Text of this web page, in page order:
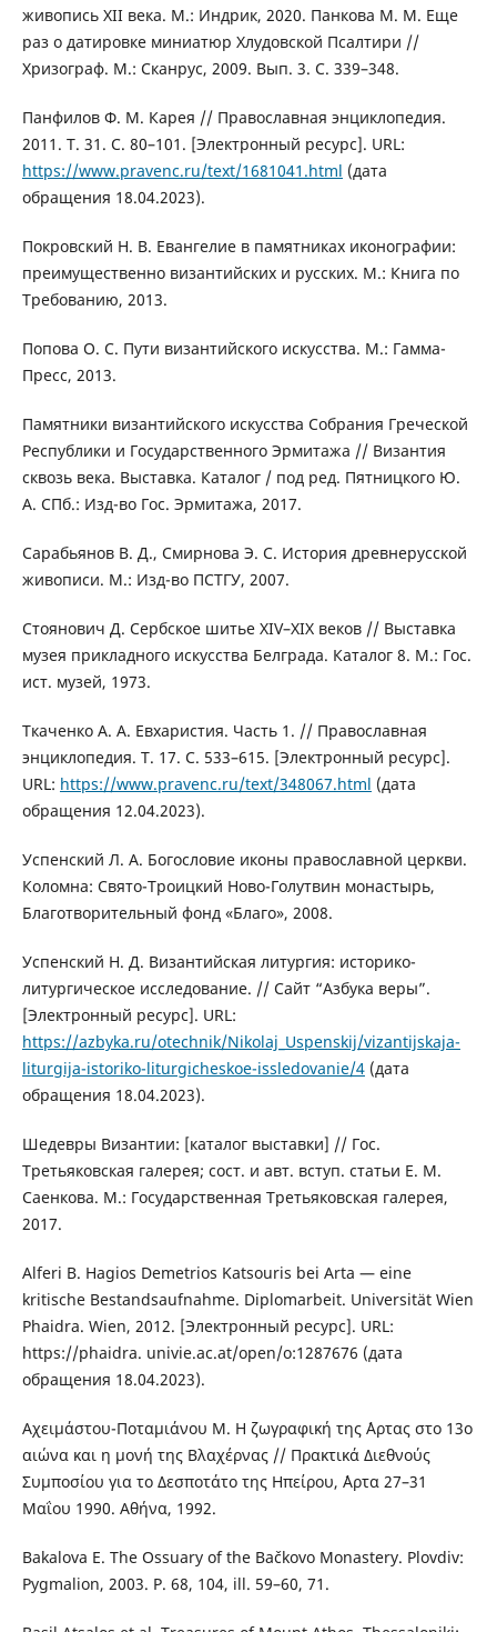
живопись XII века. М.: Индрик, 2020. Панкова М. М. Еще
раз о датировке миниатюр Хлудовской Псалтири //
Хризограф. М.: Сканрус, 2009. Вып. 3. С. 339–348.
Панфилов Ф. М. Карея // Православная энциклопедия.
2011. Т. 31. С. 80–101. [Электронный ресурс]. URL:
https://www.pravenc.ru/text/1681041.html (дата
обращения 18.04.2023).
Покровский Н. В. Евангелие в памятниках иконографии:
преимущественно византийских и русских. М.: Книга по
Требованию, 2013.
Попова О. С. Пути византийского искусства. М.: Гамма-
Пресс, 2013.
Памятники византийского искусства Собрания Греческой
Республики и Государственного Эрмитажа // Византия
сквозь века. Выставка. Каталог / под ред. Пятницкого Ю.
А. СПб.: Изд-во Гос. Эрмитажа, 2017.
Сарабьянов В. Д., Смирнова Э. С. История древнерусской
живописи. М.: Изд-во ПСТГУ, 2007.
Стоянович Д. Сербское шитье XIV–XIX веков // Выставка
музея прикладного искусства Белграда. Каталог 8. М.: Гос.
ист. музей, 1973.
Ткаченко А. А. Евхаристия. Часть 1. // Православная
энциклопедия. Т. 17. С. 533–615. [Электронный ресурс].
URL: https://www.pravenc.ru/text/348067.html (дата
обращения 12.04.2023).
Успенский Л. А. Богословие иконы православной церкви.
Коломна: Свято-Троицкий Ново-Голутвин монастырь,
Благотворительный фонд «Благо», 2008.
Успенский Н. Д. Византийская литургия: историко-
литургическое исследование. // Сайт “Азбука веры”.
[Электронный ресурс]. URL:
https://azbyka.ru/otechnik/Nikolaj_Uspenskij/vizantijskaja-
liturgija-istoriko-liturgicheskoe-issledovanie/4(дата
обращения 18.04.2023).
Шедевры Византии: [каталог выставки] // Гос.
Третьяковская галерея; сост. и авт. вступ. статьи Е. М.
Саенкова. М.: Государственная Третьяковская галерея,
2017.
Alferi B. Hagios Demetrios Katsouris bei Arta — eine
kritische Bestandsaufnahme. Diplomarbeit. Universität Wien
Phaidra. Wien, 2012. [Электронный ресурс]. URL:
https://phaidra. univie.ac.at/open/o:1287676 (дата
обращения 18.04.2023).
Αχειμάστου-Ποταμιάνου Μ. Η ζωγραφική της ´Αρτας στο 13ο
αιώνα και η μονή της Βλαχέρνας // Πρακτικά Διεθνούς
Συμποσίου για το Δεσποτάτο της Ηπείρου, ´Αρτα 27–31
Μαΐου 1990. Αθήνα, 1992.
Bakalova E. The Ossuary of the Bačkovo Monastery. Plovdiv:
Pygmalion, 2003. P. 68, 104, ill. 59–60, 71.